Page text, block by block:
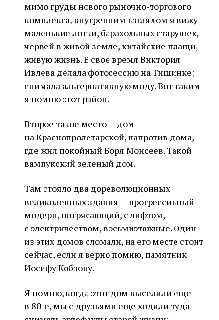
мимо груды нового рыночно-торгового
комплекса, внутренним взглядом я вижу
маленькие лотки, барахольных старушек,
червей в живой земле, китайские плащи,
живую жизнь. В свое время Виктория
Ивлева делала фотосессию на Тишинке:
снимала альтернативную моду. Вот таким
я помню этот район.
Второе такое место — дом
на Краснопролетарской, напротив дома,
где жил покойный Боря Моисеев. Такой
вампукский зеленый дом.
Там стояло два дореволюционных
великолепных здания — прогрессивный
модерн, потрясающий, с лифтом,
с электричеством, восьмиэтажные. Один
из этих домов сломали, на его месте стоит
сейчас, если я верно помню, памятник
Иосифу Кобзону.
Я помню, когда этот дом выселили еще
в 80-е, мы с друзьями еще ходили туда